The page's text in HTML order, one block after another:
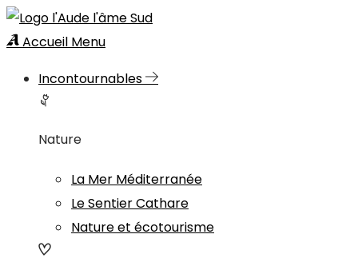
Accueil Menu
Incontournables
Nature
La Mer Méditerranée
Le Sentier Cathare
Nature et écotourisme